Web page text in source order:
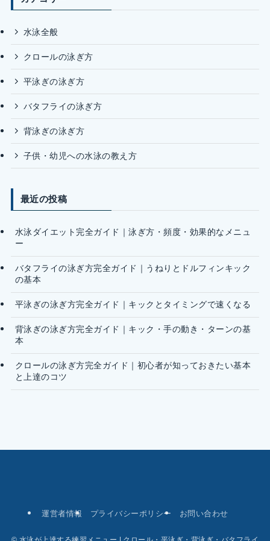
水泳全般
クロールの泳ぎ方
平泳ぎの泳ぎ方
バタフライの泳ぎ方
背泳ぎの泳ぎ方
子供・幼児への水泳の教え方
最近の投稿
水泳ダイエット完全ガイド｜泳ぎ方・頻度・効果的なメニュ
ー
バタフライの泳ぎ方完全ガイド｜うねりとドルフィンキック
の基本
平泳ぎの泳ぎ方完全ガイド｜キックとタイミングで速くなる
背泳ぎの泳ぎ方完全ガイド｜キック・手の動き・ターンの基
本
クロールの泳ぎ方完全ガイド｜初心者が知っておきたい基本
と上達のコツ
運営者情報 プライバシーポリシー お問い合わせ